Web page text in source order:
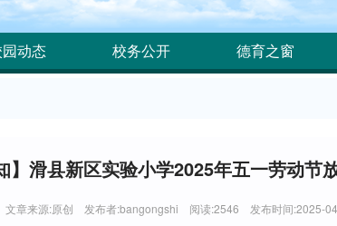
动态 校务公开 德育之窗
】滑县新区实验小学2025年五一劳动节
文章来源:原创 发布者:bangongshi 阅读:2546 发布时间:2025-